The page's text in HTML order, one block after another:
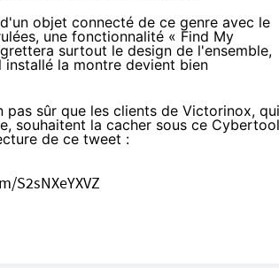
objet connecté de ce genre avec le
une fonctionnalité « Find My
surtout le design de l'ensemble,
la montre devient bien
sûr que les clients de Victorinox, qui
souhaitent la cacher sous ce Cybertool
de ce tweet :
S2sNXeYXVZ